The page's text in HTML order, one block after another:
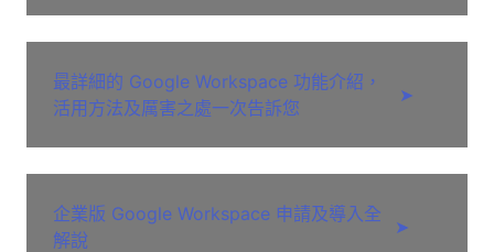
最詳細的 Google Workspace 功能介紹，
活用方法及厲害之處一次告訴您
➤
企業版 Google Workspace 申請及導入全
解說
➤